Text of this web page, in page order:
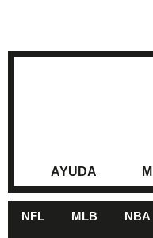
AYUDA
NFL MLB NBA